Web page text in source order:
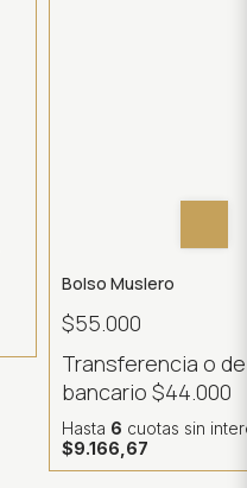
Bolso Muslero
$55.000
Transferencia o
bancario$44.000
Hasta 6 cuotas sin
$9.166,67